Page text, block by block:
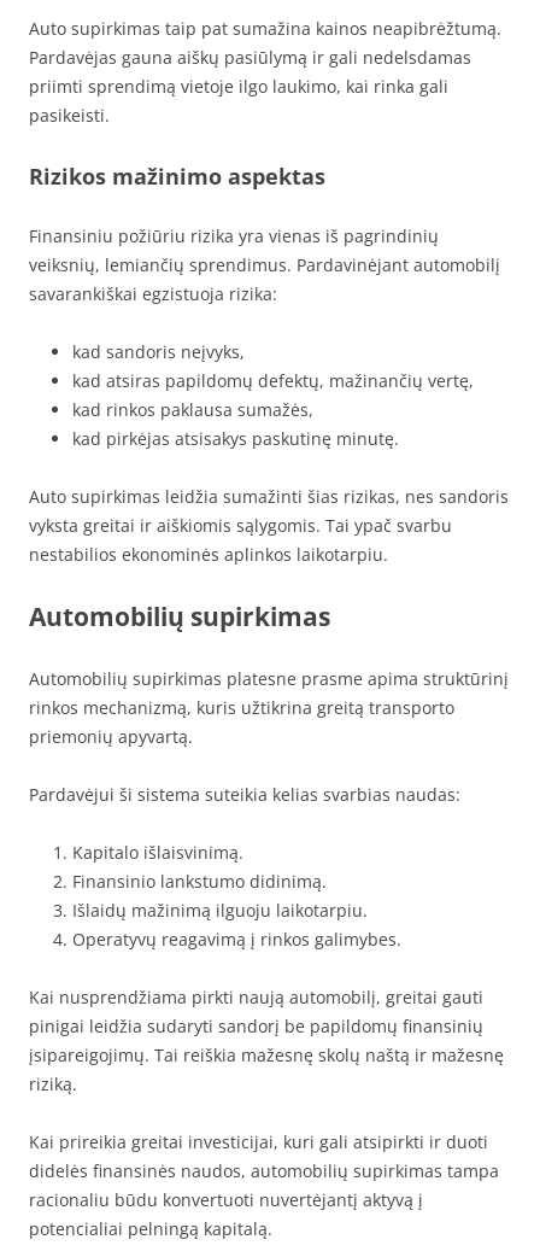
Auto supirkimas taip pat sumažina kainos neapibrėžtumą.
Pardavėjas gauna aiškų pasiūlymą ir gali nedelsdamas
priimti sprendimą vietoje ilgo laukimo, kai rinka gali
pasikeisti.
Rizikos mažinimo aspektas
Finansiniu požiūriu rizika yra vienas iš pagrindinių
veiksnių, lemiančių sprendimus. Pardavinėjant automobilį
savarankiškai egzistuoja rizika:
kad sandoris neįvyks,
kad atsiras papildomų defektų, mažinančių vertę,
kad rinkos paklausa sumažės,
kad pirkėjas atsisakys paskutinę minutę.
Auto supirkimas leidžia sumažinti šias rizikas, nes sandoris
vyksta greitai ir aiškiomis sąlygomis. Tai ypač svarbu
nestabilios ekonominės aplinkos laikotarpiu.
Automobilių supirkimas
Automobilių supirkimas platesne prasme apima struktūrinį
rinkos mechanizmą, kuris užtikrina greitą transporto
priemonių apyvartą.
Pardavėjui ši sistema suteikia kelias svarbias naudas:
Kapitalo išlaisvinimą.
Finansinio lankstumo didinimą.
Išlaidų mažinimą ilguoju laikotarpiu.
Operatyvų reagavimą į rinkos galimybes.
Kai nusprendžiama pirkti naują automobilį, greitai gauti
pinigai leidžia sudaryti sandorį be papildomų finansinių
įsipareigojimų. Tai reiškia mažesnę skolų naštą ir mažesnę
riziką.
Kai prireikia greitai investicijai, kuri gali atsipirkti ir duoti
didelės finansinės naudos, automobilių supirkimas tampa
racionaliu būdu konvertuoti nuvertėjantį aktyvą į
potencialiai pelningą kapitalą.